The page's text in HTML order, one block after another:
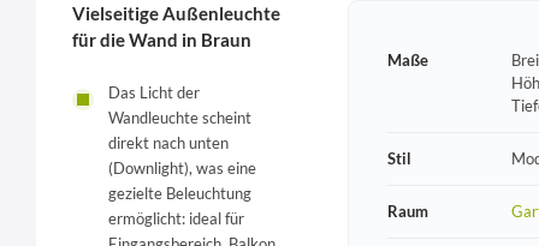
Vielseitige Außenleuchte
für die Wand in Braun
Das Licht der
Wandleuchte scheint
direkt nach unten
(Downlight), was eine
gezielte Beleuchtung
ermöglicht: ideal für
Maße
Stil
Raum